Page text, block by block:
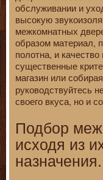
обслуживании и
высокую
межкомнатных
образом материал,
полотна, и
существенные
магазин или
руководствуйтесь
своего вкуса, но и
Подбор
исходя из
назначения.